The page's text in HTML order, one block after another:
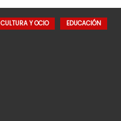
CULTURA Y OCIO EDUCACIÓN